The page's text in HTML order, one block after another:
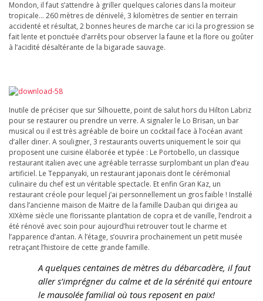
Mondon, il faut s’attendre à griller quelques calories dans la moiteur
tropicale… 260 mètres de dénivelé, 3 kilomètres de sentier en terrain
accidenté et résultat, 2 bonnes heures de marche car ici la progression se
fait lente et ponctuée d’arrêts pour observer la faune et la flore ou goûter
à l’acidité désaltérante de la bigarade sauvage.
Inutile de préciser que sur Silhouette, point de salut hors du Hilton Labriz
pour se restaurer ou prendre un verre. A signaler le Lo Brisan, un bar
musical ou il est très agréable de boire un cocktail face à l’océan avant
d’aller diner. A souligner, 3 restaurants ouverts uniquement le soir qui
proposent une cuisine élaborée et typée : Le Portobello, un classique
restaurant italien avec une agréable terrasse surplombant un plan d’eau
artificiel. Le Teppanyaki, un restaurant japonais dont le cérémonial
culinaire du chef est un véritable spectacle. Et enfin Gran Kaz, un
restaurant créole pour lequel j’ai personnellement un gros faible ! Installé
dans l’ancienne maison de Maitre de la famille Dauban qui dirigea au
XIXème siècle une florissante plantation de copra et de vanille, l’endroit a
été rénové avec soin pour aujourd’hui retrouver tout le charme et
l’apparence d’antan. A l’étage, s’ouvrira prochainement un petit musée
retraçant l’histoire de cette grande famille.
A quelques centaines de mètres du débarcadère, il faut
aller s’imprégner du calme et de la sérénité qui entoure
le mausolée familial où tous reposent en paix!